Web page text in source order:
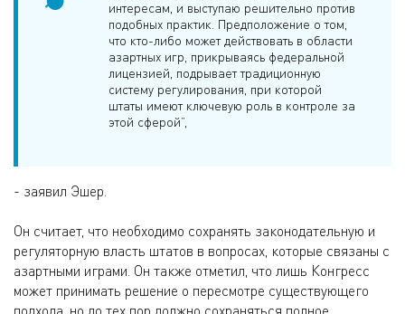
интересам, и выступаю решительно против
подобных практик. Предположение о том,
что кто-либо может действовать в области
азартных игр, прикрываясь федеральной
лицензией, подрывает традиционную
систему регулирования, при которой
штаты имеют ключевую роль в контроле за
этой сферой”,
- заявил Эшер.
Он считает, что необходимо сохранять законодательную и
регуляторную власть штатов в вопросах, которые связаны с
азартными играми. Он также отметил, что лишь Конгресс
может принимать решение о пересмотре существующего